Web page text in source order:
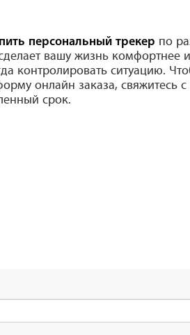
персональный трекер по
вашу жизнь комфортнее
контролировать ситуацию.
онлайн заказа,
срок.